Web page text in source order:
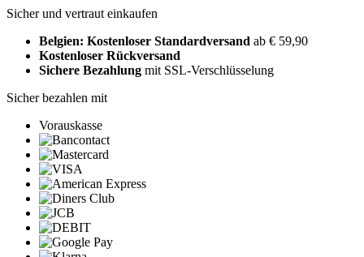
Sicher und vertraut einkaufen
Belgien: Kostenloser Standardversand ab € 59,90
Kostenloser Rückversand
Sichere Bezahlung mit SSL-Verschlüsselung
Sicher bezahlen mit
Vorauskasse